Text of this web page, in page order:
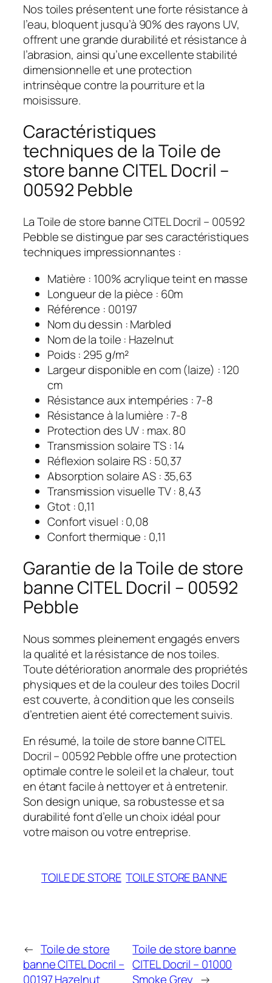
Nos toiles présentent une forte résistance à
l’eau, bloquent jusqu’à 90% des rayons UV,
offrent une grande durabilité et résistance à
l’abrasion, ainsi qu’une excellente stabilité
dimensionnelle et une protection
intrinsèque contre la pourriture et la
moisissure.
Caractéristiques
techniques de la Toile de
store banne CITEL Docril –
00592 Pebble
La Toile de store banne CITEL Docril – 00592
Pebble se distingue par ses caractéristiques
techniques impressionnantes :
Matière : 100% acrylique teint en masse
Longueur de la pièce : 60m
Référence : 00197
Nom du dessin : Marbled
Nom de la toile : Hazelnut
Poids : 295 g/m²
Largeur disponible en com (laize) : 120
cm
Résistance aux intempéries : 7-8
Résistance à la lumière : 7-8
Protection des UV : max. 80
Transmission solaire TS : 14
Réflexion solaire RS : 50,37
Absorption solaire AS : 35,63
Transmission visuelle TV : 8,43
Gtot : 0,11
Confort visuel : 0,08
Confort thermique : 0,11
Garantie de la Toile de store
banne CITEL Docril – 00592
Pebble
Nous sommes pleinement engagés envers
la qualité et la résistance de nos toiles.
Toute détérioration anormale des propriétés
physiques et de la couleur des toiles Docril
est couverte, à condition que les conseils
d’entretien aient été correctement suivis.
En résumé, la toile de store banne CITEL
Docril – 00592 Pebble offre une protection
optimale contre le soleil et la chaleur, tout
en étant facile à nettoyer et à entretenir.
Son design unique, sa robustesse et sa
durabilité font d’elle un choix idéal pour
votre maison ou votre entreprise.
TOILE DE STORE TOILE STORE BANNE
← Toile de store
banne CITEL Docril –
00197 Hazelnut
Toile de store banne
CITEL Docril – 01000
Smoke Grey →